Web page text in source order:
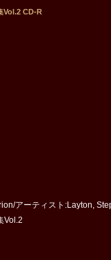
CD-R
アーティスト:Layton,
Vol.2